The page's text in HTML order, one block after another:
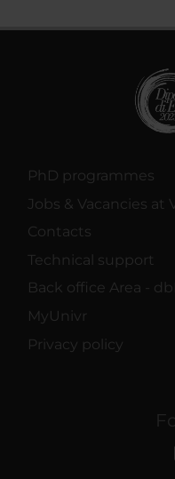
PhD programmes
Jobs & Vacancies at
Contacts
Technical support
Back office Area -
MyUnivr
Privacy policy